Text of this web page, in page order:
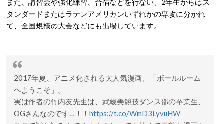
また、講習会や強化練習、合宿などを行ない、2年生からはス
タンダードまたはラテンアメリカンいずれかの専攻に分かれ
て、全国規模の大会などにも出場しています。
2017年夏、アニメ化される大人気漫画、「ボールルーム
ヘようこそ」。
実は作者の竹内友先生は、武蔵美競技ダンス部の卒業生、
OGさんなのです…！！ https://t.co/WmD3LyvuHW